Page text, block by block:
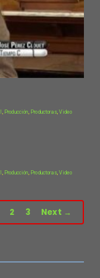
Producción Productoras,Video
Producción Productoras,Video
2 3 Next →